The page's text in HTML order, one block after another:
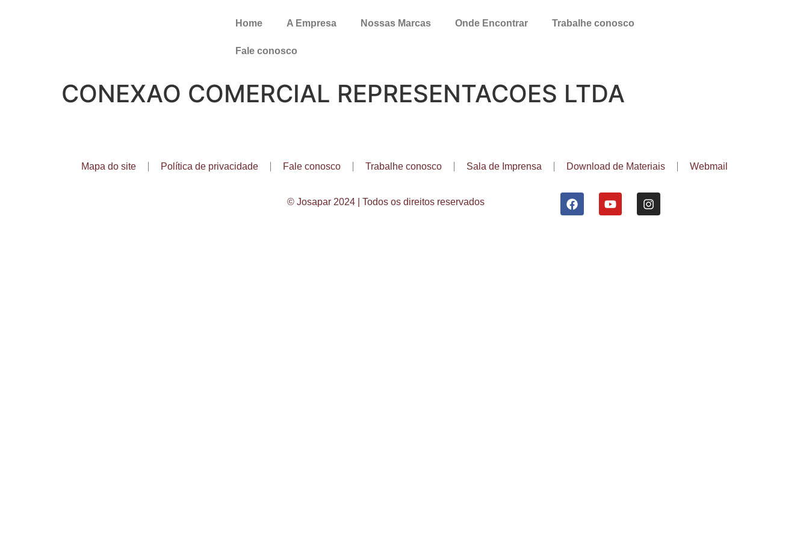
Home A Empresa Nossas Marcas Onde Encontrar Trabalhe conosco
Fale conosco
CONEXAO COMERCIAL REPRESENTACOES LTDA
Mapa do site Política de privacidade Fale conosco Trabalhe conosco Sala de Imprensa Download de Materiais Webmail
© Josapar 2024 | Todos os direitos reservados